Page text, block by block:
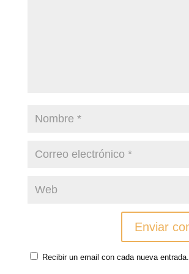
Recibir un email con cada nueva entrada.